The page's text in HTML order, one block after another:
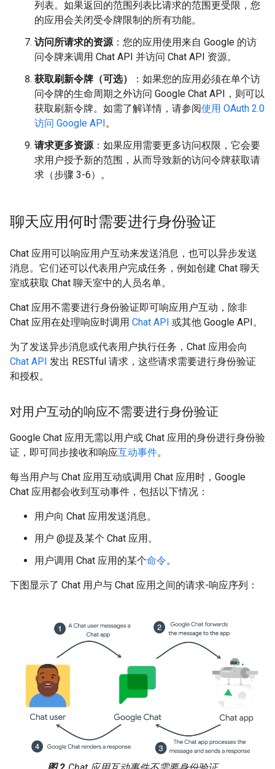
列表。如果返回的范围列表比请求的范围更受限，您
的应用会关闭受令牌限制的所有功能。
访问所请求的资源 ：您的应用使用来自 Google 的访
问令牌来调用 Chat API 并访问 Chat API 资源。
获取刷新令牌（可选）
：如果您的应用必须在单个访
问令牌的生命周期之外访问 Google Chat API，则可以
获取刷新令牌。如需了解详情，请参阅使用 OAuth 2.0
访问 Google API。
请求更多资源 ：如果应用需要更多访问权限，它会要
求用户授予新的范围，从而导致新的访问令牌获取请
求（步骤 3-6）。
聊天应用何时需要进行身份验证
Chat 应用可以响应用户互动来发送消息，也可以异步发送
消息。它们还可以代表用户完成任务，例如创建 Chat 聊天
室或获取 Chat 聊天室中的人员名单。
Chat 应用不需要进行身份验证即可响应用户互动，除非
Chat 应用在处理响应时调用 Chat API 或其他 Google API。
为了发送异步消息或代表用户执行任务，Chat 应用会向
Chat API 发出 RESTful 请求，这些请求需要进行身份验证
和授权。
对用户互动的响应不需要进行身份验证
Google Chat 应用无需以用户或 Chat 应用的身份进行身份验
证，即可同步接收和响应互动事件。
每当用户与 Chat 应用互动或调用 Chat 应用时，Google
Chat 应用都会收到互动事件，包括以下情况：
用户向 Chat 应用发送消息。
用户 @提及某个 Chat 应用。
用户调用 Chat 应用的某个命令。
下图显示了 Chat 用户与 Chat 应用之间的请求-响应序列：